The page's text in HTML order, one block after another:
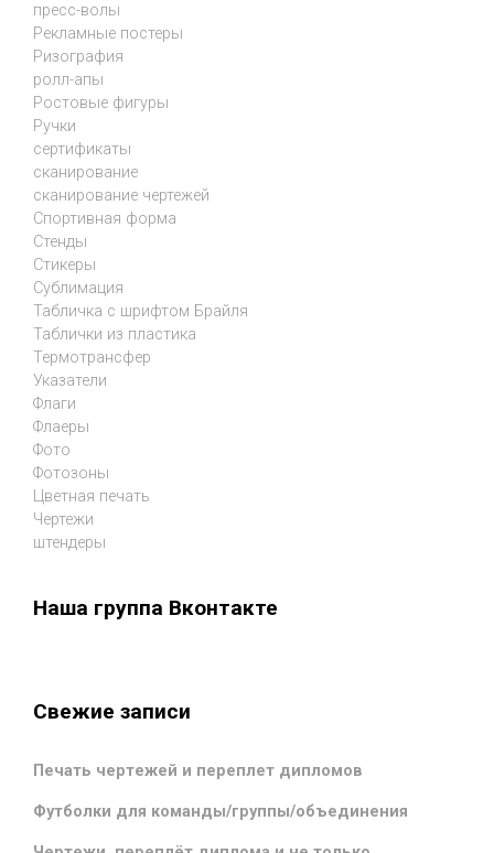
пресс-волы
Рекламные постеры
Ризография
ролл-апы
Ростовые фигуры
Ручки
сертификаты
сканирование
сканирование чертежей
Спортивная форма
Стенды
Стикеры
Сублимация
Табличка с шрифтом Брайля
Таблички из пластика
Термотрансфер
Указатели
Флаги
Флаеры
Фото
Фотозоны
Цветная печать
Чертежи
штендеры
Наша группа Вконтакте
Свежие записи
Печать чертежей и переплет дипломов
Футболки для команды/группы/объединения